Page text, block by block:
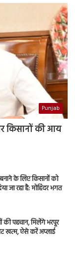
Punjab
किसानों की आय
के लिए किसानों को
जा रहा है: मोहिंदर भगत
की पहचान, मिलेंगे भरपूर
खत्म, ऐसे करें अप्लाई